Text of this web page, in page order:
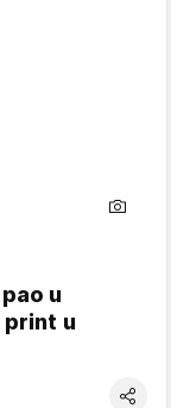
u
print u